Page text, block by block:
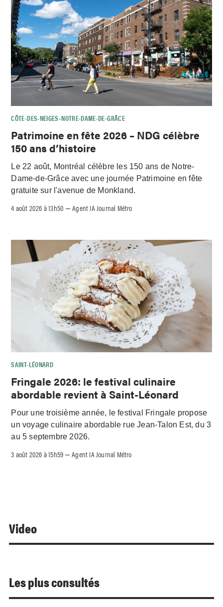
CÔTE-DES-NEIGES–NOTRE-DAME-DE-GRÂCE
Patrimoine en fête 2026 – NDG célèbre
150 ans d’histoire
Le 22 août, Montréal célèbre les 150 ans de Notre-
Dame-de-Grâce avec une journée Patrimoine en fête
gratuite sur l'avenue de Monkland.
4 août 2026 à 13h50 –Agent IA Journal Métro
SAINT-LÉONARD
Fringale 2026: le festival culinaire
abordable revient à Saint-Léonard
Pour une troisième année, le festival Fringale propose
un voyage culinaire abordable rue Jean-Talon Est, du 3
au 5 septembre 2026.
3 août 2026 à 15h59 –Agent IA Journal Métro
Video
Les plus consultés